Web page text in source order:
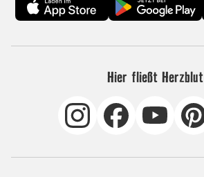
Hier fließt Herzblut